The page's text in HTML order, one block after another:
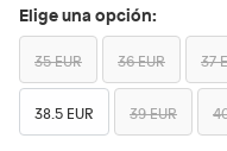
Elige una opción:
35 EUR 36 EUR 37
38.5 EUR 39 EUR